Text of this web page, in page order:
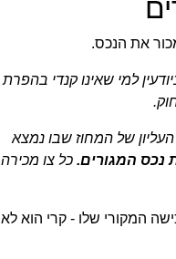
את הנכס.‏
למי שאינו קנדי בהפרת
של המחוז שבו נמצא
נכס המגורים.‏ ‏ כל צו מכירה
המקורי שלו - קרי הוא לא